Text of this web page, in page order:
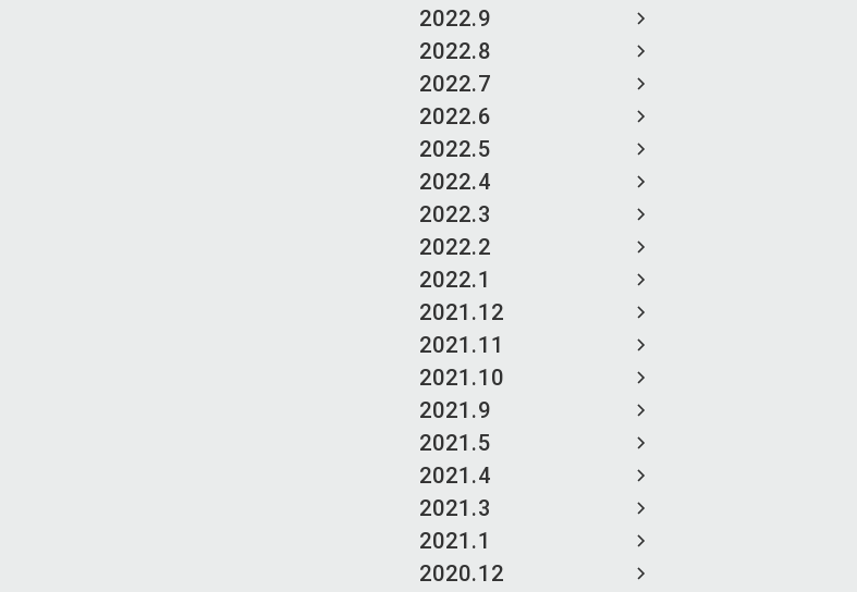
2022.9
2022.8
2022.7
2022.6
2022.5
2022.4
2022.3
2022.2
2022.1
2021.12
2021.11
2021.10
2021.9
2021.5
2021.4
2021.3
2021.1
2020.12